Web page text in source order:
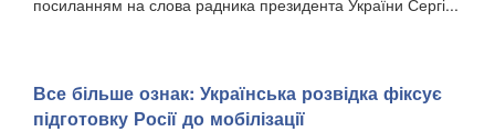
посиланням на слова радника президента України Сергі...
Все більше ознак: Українська розвідка фіксує
підготовку Росії до мобілізації